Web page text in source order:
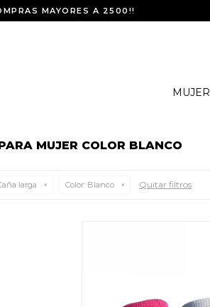
MUJER
MAYORES A 2500!!
MUJER COLOR BLANCO
larga Color: Blanco Quitar filtros